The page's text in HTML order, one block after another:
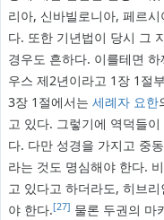
리아, 신바빌로니아, 페르
다. 또한 기년법이 당시 그
경우도 흔하다. 이를테면
우스 제2년이라고 1장 1절
3장 1절에서는 세례자 요한
고 있다. 그렇기에 역덕들
다. 다만 성경을 가지고 중
라는 것도 명심해야 한다.
고 있다고 하더라도, 히브
야 한다.[27] 물론 두권의 마